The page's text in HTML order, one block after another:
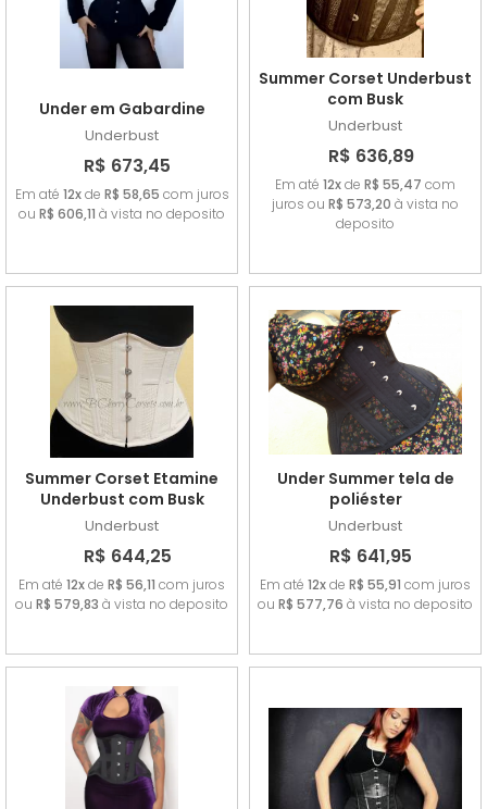
Under em Gabardine
Underbust
R$ 673,45
Em até 12xde R$ 58,65 com juros
ou R$ 606,11 à vista no deposito
Summer Corset Underbust
com Busk
Underbust
R$ 636,89
Em até 12xde R$ 55,47 com
juros ou R$ 573,20 à vista no
deposito
Summer Corset Etamine
Underbust com Busk
Underbust
R$ 644,25
Em até 12xde R$ 56,11 com juros
ou R$ 579,83 à vista no deposito
Under Summer tela de
poliéster
Underbust
R$ 641,95
Em até 12xde R$ 55,91 com juros
ou R$ 577,76 à vista no deposito